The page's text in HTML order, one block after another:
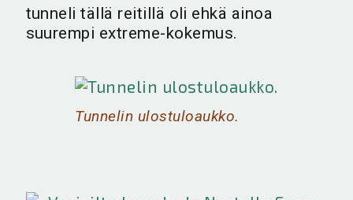
tunneli tällä reitillä oli ehkä ainoa
suurempi extreme-kokemus.
Tunnelin ulostuloaukko.